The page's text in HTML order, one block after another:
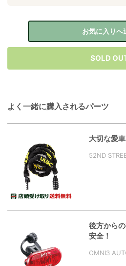
お気に入りへ
SOLD
よく一緒に購入されるパーツ
大切な愛
52ND
後方から
安全！
OMNI3